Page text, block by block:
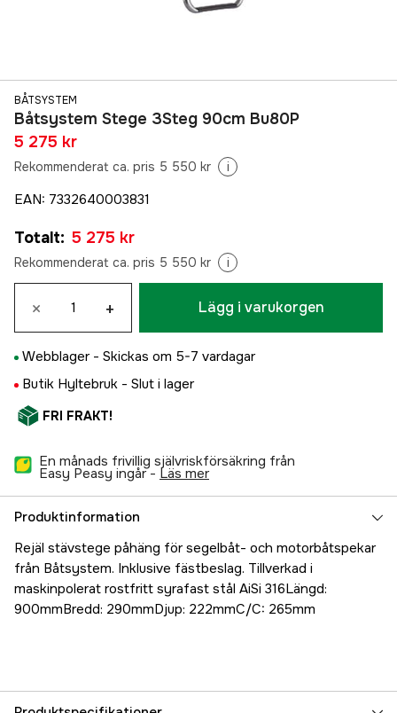
BÅTSYSTEM
Båtsystem Stege 3Steg 90cm Bu80P
5 275 kr
Rekommenderat ca. pris 5 550 kr i
EAN: 7332640003831
Totalt: 5 275 kr
Rekommenderat ca. pris 5 550 kr i
× + Lägg i varukorgen
Webblager - Skickas om 5-7 vardagar
Butik Hyltebruk - Slut i lager
FRI FRAKT!
En månads frivillig självriskförsäkring från
Easy Peasy ingår - läs mer
Produktinformation
Rejäl stävstege påhäng för segelbåt- och motorbåtspekar
från Båtsystem. Inklusive fästbeslag. Tillverkad i
maskinpolerat rostfritt syrafast stål AiSi 316Längd:
900mmBredd: 290mmDjup: 222mmC/C: 265mm